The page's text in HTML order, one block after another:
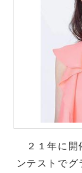
２１年に開
ンテストでグ